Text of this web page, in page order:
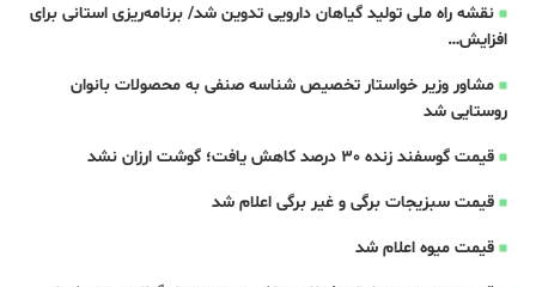
نقشه راه ملی تولید گیاهان دارویی تدوین شد/ برنامه‌ریزی استانی برای
افزایش…
مشاور وزیر خواستار تخصیص شناسه صنفی به محصولات بانوان
روستایی شد
قیمت گوسفند زنده 30 درصد کاهش یافت؛ گوشت ارزان نشد
قیمت سبزیجات برگی و غیر برگی اعلام شد
قیمت میوه اعلام شد